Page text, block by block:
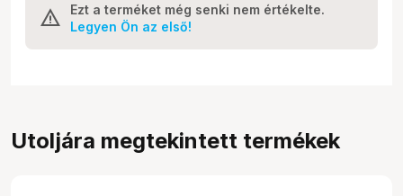
Ezt a terméket még senki nem értékelte.
Legyen Ön az első!
Utoljára megtekintett termékek